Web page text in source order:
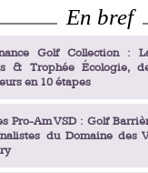
En bref
Golf Collection :
& Trophée Écologie,
en 10 étapes
Pro-Am VSD : Golf
du Domaine des